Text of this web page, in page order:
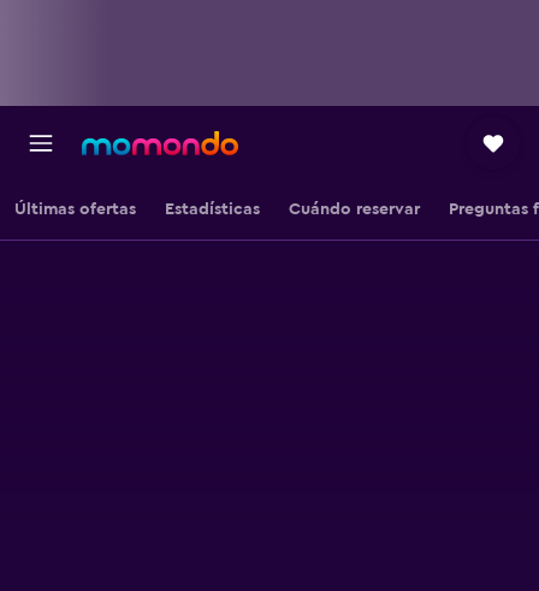
Últimas ofertas Estadísticas Cuándo reservar Preguntas